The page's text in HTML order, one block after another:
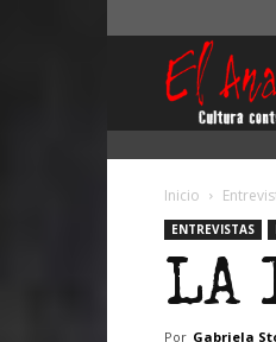
Inicio
ENTREVISTAS
LA
Por Gabriela